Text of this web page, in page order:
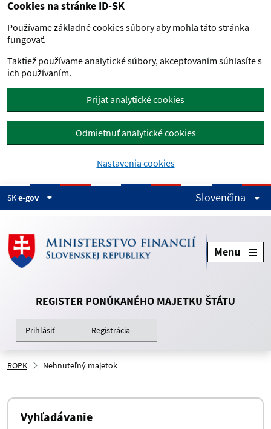
Preskočiť na hlavný obsah
Cookies na stránke ID-SK
Používame základné cookies súbory aby mohla táto stránka
fungovať.
Taktiež používame analytické súbory, akceptovaním súhlasíte s
ich používaním.
Prijať analytické cookies
Odmietnuť analytické cookies
Nastavenia cookies
SKe-gov Slovenčina
Menu
REGISTER PONÚKANÉHO MAJETKU ŠTÁTU
Prihlásiť Registrácia
ROPK Nehnuteľný majetok
Vyhľadávanie